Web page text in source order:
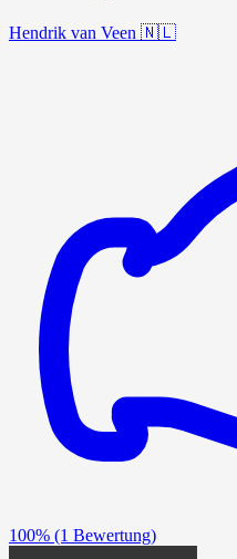
Hendrik van Veen 🇳🇱
100% (1 Bewertung)